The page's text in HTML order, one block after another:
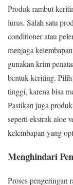
Produk rambut
lurus. Salah satu
conditioner atau
menjaga
gunakan krim
bentuk keriting.
tinggi, karena bisa
Pastikan juga
seperti ekstrak aloe
kelembapan yang
Menghindari
Proses pengeringan